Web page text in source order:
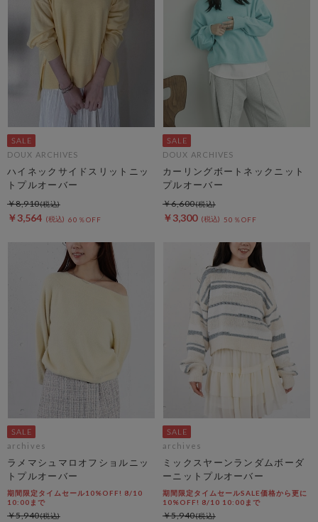
DOUX ARCHIVES
ハイネックサイドスリットニッ
トプルオーバー
￥3,564 60％OFF
￥8,910
DOUX ARCHIVES
カーリングボートネックニット
プルオーバー
￥3,300 50％OFF
￥6,600
archives
ラメマシュマロオフショルニッ
トプルオーバー
期間限定タイムセール10%OFF! 8/10
10:00まで
￥5,940
archives
ミックスヤーンランダムボーダ
ーニットプルオーバー
期間限定タイムセールSALE価格から更に
10%OFF! 8/10 10:00まで
￥5,940